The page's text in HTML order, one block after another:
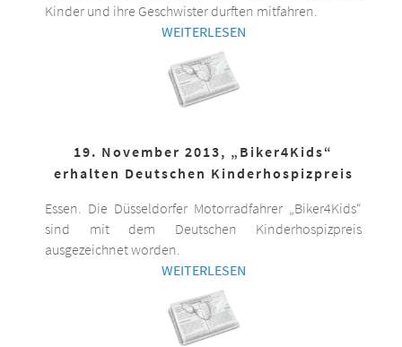
Kinder und ihre Geschwister durften mitfahren.
WEITERLESEN
19. November 2013, „Biker4Kids“
erhalten Deutschen Kinderhospizpreis
Essen. Die Düsseldorfer Motorradfahrer „Biker4Kids“
sind mit dem Deutschen Kinderhospizpreis
ausgezeichnet worden.
WEITERLESEN